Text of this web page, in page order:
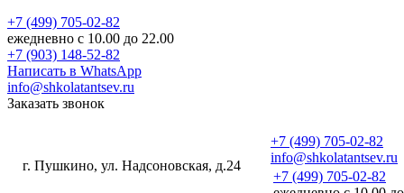
+7 (499) 705-02-82
ежедневно с 10.00 до 22.00
+7 (903) 148-52-82
Написать в WhatsApp
info@shkolatantsev.ru
Заказать звонок
г. Пушкино, ул. Надсоновская, д.24
+7 (499) 705-02-82
info@shkolatantsev.ru
+7 (499) 705-02-82